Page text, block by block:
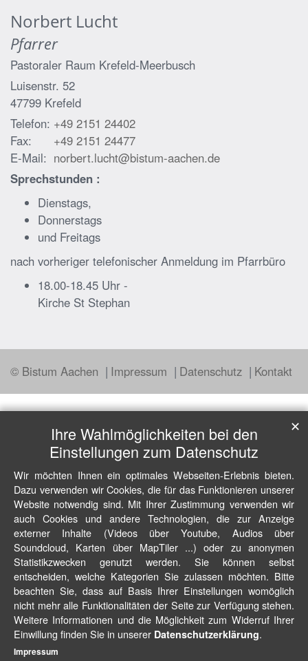
Norbert Lucht
Pfarrer
Pastoraler Raum Krefeld-Meerbusch
Luisenstr. 52
47799 Krefeld
Telefon: +49 2151 24402
Fax:
+49 2151 24477
E-Mail: norbert.lucht@bistum-aachen.de
Sprechstunden :
Dienstags,
Donnerstags
und Freitags
nach vorheriger telefonischer Anmeldung im Pfarrbüro
18.00-18.45 Uhr -
Kirche St Stephan
© Bistum Aachen Impressum Datenschutz Kontakt
Ihre Wahlmöglichkeiten bei den
Einstellungen zum Datenschutz
Wir möchten Ihnen ein optimales Webseiten-Erlebnis bieten.
Dazu verwenden wir Cookies, die für das Funktionieren unserer
Website notwendig sind. Mit Ihrer Zustimmung verwenden wir
auch Cookies und andere Technologien, die zur Anzeige
externer Inhalte (Videos über Youtube, Audios über
Soundcloud, Karten über MapTiler ...) oder zu anonymen
Statistikzwecken genutzt werden. Sie können selbst
entscheiden, welche Kategorien Sie zulassen möchten. Bitte
beachten Sie, dass auf Basis Ihrer Einstellungen womöglich
nicht mehr alle Funktionalitäten der Seite zur Verfügung stehen.
Weitere Informationen und die Möglichkeit zum Widerruf Ihrer
Einwillung finden Sie in unserer Datenschutzerklärung.
✕
Impressum